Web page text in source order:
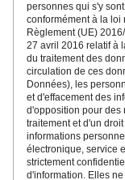
personnes qui s'y
conformément à la loi
Règlement (UE)
27 avril 2016 relatif à
du traitement des
circulation de ces
Données), les
et d'effacement des
d'opposition pour des
traitement et d'un
informations
électronique, service
strictement
d'information. Elles